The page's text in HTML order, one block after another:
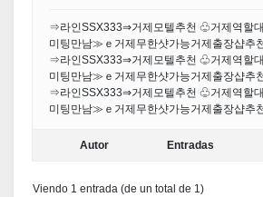
⇒라인SSX333⇒거제모텔추천 ♧거제역할
미팅만남≫ｅ거제무한샷가능거제출장샵추
⇒라인SSX333⇒거제모텔추천 ♧거제역할
미팅만남≫ｅ거제무한샷가능거제출장샵추
⇒라인SSX333⇒거제모텔추천 ♧거제역할
미팅만남≫ｅ거제무한샷가능거제출장샵추
Autor Entradas
Viendo 1 entrada (de un total de 1)